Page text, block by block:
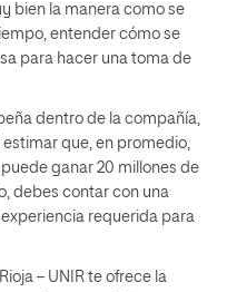
bien la manera como se
entender cómo se
para hacer una toma de
dentro de la compañía,
que, en promedio,
ganar 20 millones de
debes contar con una
requerida para
– UNIR te ofrece la